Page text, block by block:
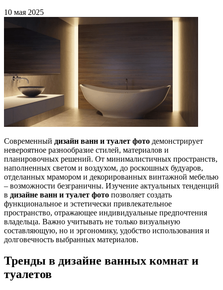
10 мая 2025
Современный дизайн ванн и туалет фото демонстрирует
невероятное разнообразие стилей, материалов и
планировочных решений. От минималистичных пространств,
наполненных светом и воздухом, до роскошных будуаров,
отделанных мрамором и декорированных винтажной мебелью
– возможности безграничны. Изучение актуальных тенденций
в дизайне ванн и туалет фото позволяет создать
функциональное и эстетически привлекательное
пространство, отражающее индивидуальные предпочтения
владельца. Важно учитывать не только визуальную
составляющую, но и эргономику, удобство использования и
долговечность выбранных материалов.
Тренды в дизайне ванных комнат и
туалетов